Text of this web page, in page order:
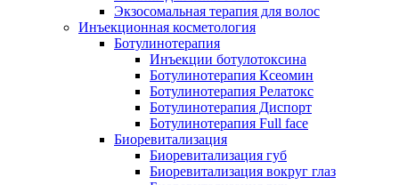
Экзосомальная терапия для волос
Инъекционная косметология
Ботулинотерапия
Инъекции ботулотоксина
Ботулинотерапия Ксеомин
Ботулинотерапия Релатокс
Ботулинотерапия Диспорт
Ботулинотерапия Full face
Биоревитализация
Биоревитализация губ
Биоревитализация вокруг глаз